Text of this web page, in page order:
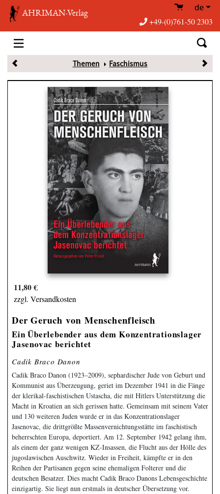
AHRIMAN-Verlag de
+49-(0)761-50 2303
Themen Faschismus
11,80 €
zzgl. Versandkosten
Der Geruch von Menschenfleisch
Ein Überlebender aus dem Konzentrationslager
Jasenovac berichtet
Cadik Braco Danon
Cadik Braco Danon (1923–2009), sephardischer Jude von Geburt und
Kommunist aus Überzeugung, geriet im Dezember 1941 in die Fänge
der klerikal-faschistischen Ustascha, die mit Hitlers Unterstützung die
Macht in Kroatien an sich gerissen hatte. Gemeinsam mit seinem Vater
und 130 weiteren Juden wurde er in das Konzentrationslager
Jasenovac, die drittgrößte Massenvernichtungsstätte im faschistisch
beherrschten Europa, deportiert. Am 12. September 1942 gelang ihm,
als einem der ganz wenigen KZ-Insassen, die Flucht aus der Hölle des
jugoslawischen Auschwitz. Wieder in Freiheit, kämpfte er in den
Reihen der Partisanen gegen seine ehemaligen Folterer und die
deutschen Besatzer. Dies macht Cadik Braco Danons Lebensgeschichte
einzigartig. Sie liegt nun erstmals in deutscher Übersetzung vor.